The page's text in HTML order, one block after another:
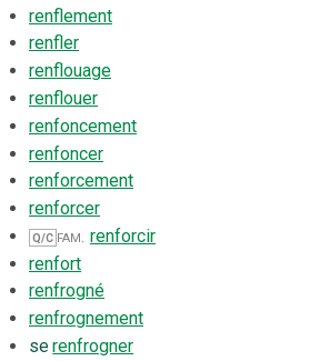
renflement
renfler
renflouage
renflouer
renfoncement
renfoncer
renforcement
renforcer
Q/C fam. renforcir
renfort
renfrogné
renfrognement
serenfrogner